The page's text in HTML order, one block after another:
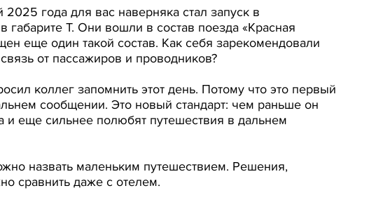
года для вас наверняка стал запуск в
габарите Т. Они вошли в состав поезда «Красная
еще один такой состав. Как себя зарекомендовали
от пассажиров и проводников?
коллег запомнить этот день. Потому что это первый
сообщении. Это новый стандарт: чем раньше он
еще сильнее полюбят путешествия в дальнем
назвать маленьким путешествием. Решения,
сравнить даже с отелем.